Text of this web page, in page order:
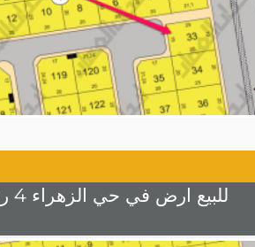
للبيع ارض في حي الزهراء 4 رقم 35 المساحة 395.5م شارع 15 × مرفق السعر 1300 للمتر